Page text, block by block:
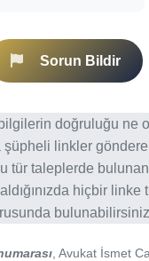
Sorun Bildir
doğruluğu ne
linkler
tür taleplerde
hiçbir linke
, Avukat İsmet